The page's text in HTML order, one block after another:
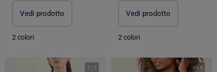
Vedi prodotto
2 colori
Vedi prodotto
2 colori
1 / 3 1/5